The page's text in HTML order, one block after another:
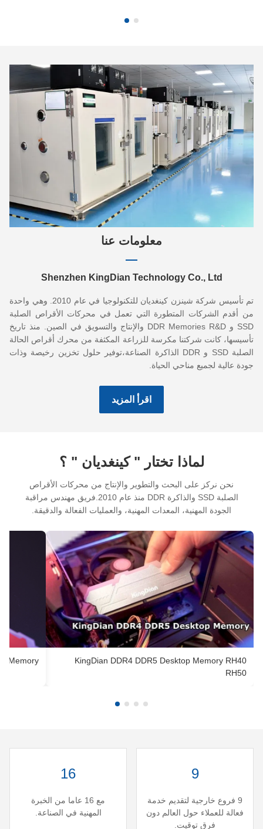
معلومات عنا
Shenzhen KingDian Technology Co., Ltd
تم تأسيس شركة شينزن كينغديان للتكنولوجيا في عام 2010. وهي واحدة
من أقدم الشركات المتطورة التي تعمل في محركات الأقراص الصلبة
SSD و DDR Memories R&D والإنتاج والتسويق في الصين. منذ تاريخ
تأسيسها، كانت شركتنا مكرسة للزراعة المكثفة من محرك أقراص الحالة
الصلبة SSD و DDR الذاكرة الصناعة،توفير حلول تخزين رخيصة وذات
جودة عالية لجميع مناحي الحياة.
اقرأ المزيد
لماذا تختار " كينغديان " ؟
نحن نركز على البحث والتطوير والإنتاج من محركات الأقراص
الصلبة SSD والذاكرة DDR منذ عام 2010.فريق مهندس مراقبة
الجودة المهنية، المعدات المهنية، والعمليات الفعالة والدقيقة.
KingDian DDR4 DDR5 Desktop Memory RH40
RH50
Memory
9
9 فروع خارجية لتقديم خدمة
فعالة للعملاء حول العالم دون
فرق توقيت.
16
مع 16 عاما من الخبرة
المهنية في الصناعة.